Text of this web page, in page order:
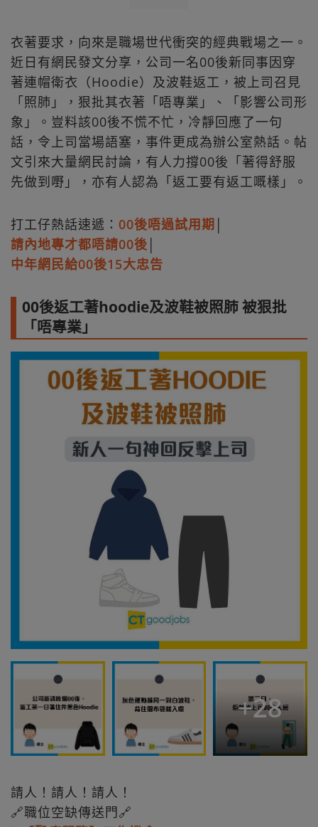
衣著要求，向來是職場世代衝突的經典戰場之一。
近日有網民發文分享，公司一名00後新同事因穿
著連帽衛衣（Hoodie）及波鞋返工，被上司召見
「照肺」，狠批其衣著「唔專業」、「影響公司形
象」。豈料該00後不慌不忙，冷靜回應了一句
話，令上司當場語塞，事件更成為辦公室熱話。帖
文引來大量網民討論，有人力撐00後「著得舒服
先做到嘢」，亦有人認為「返工要有返工嘅樣」。
打工仔熱話速遞： 00後唔過試用期
請內地專才都唔請00後
中年網民給00後15大忠告
00後返工著hoodie及波鞋被照肺 被狠批
「唔專業」
+28
請人！請人！請人！
🔗職位空缺傳送門🔗